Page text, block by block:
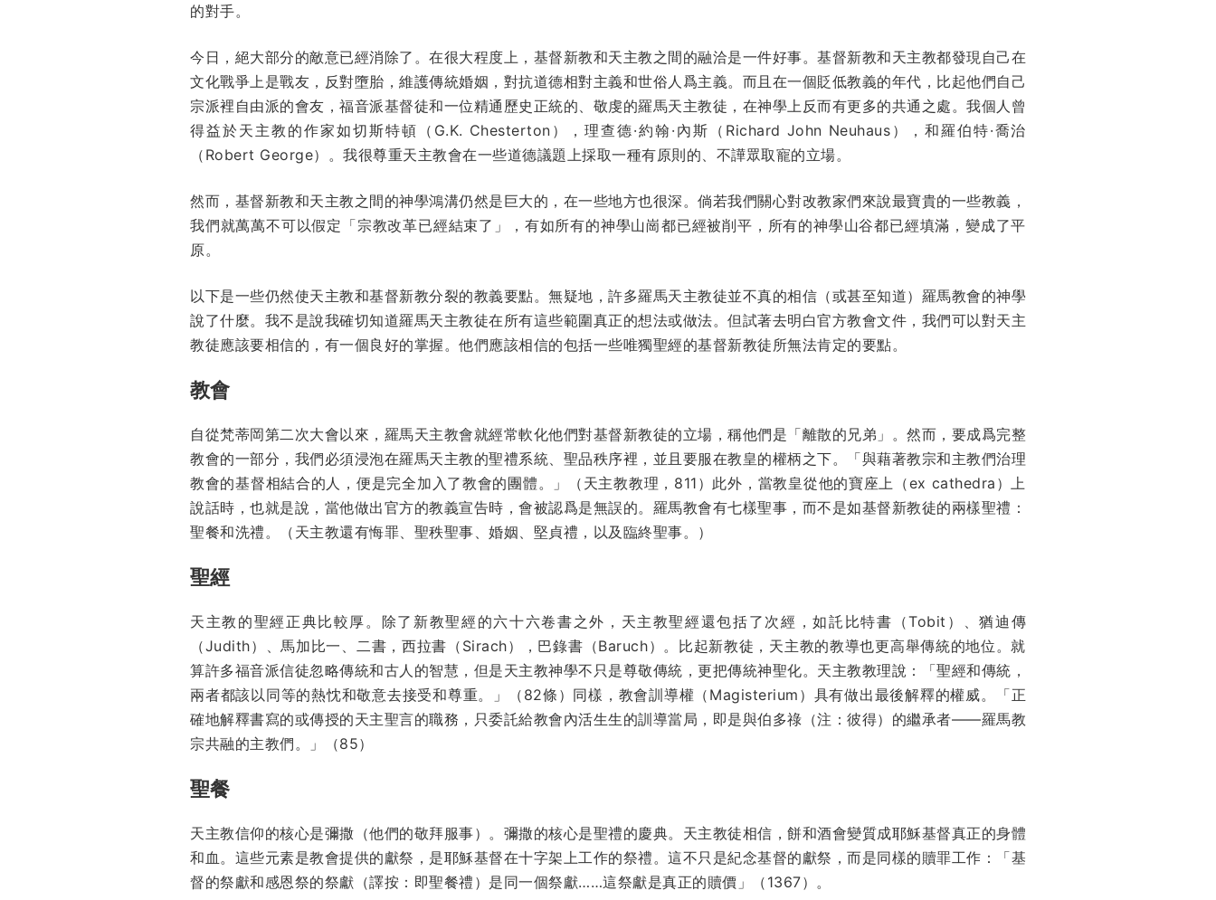
的對手。
今日，絕大部分的敵意已經消除了。在很大程度上，基督新教和天主教之間的融洽是一件好事。基督新教和天主教都發現自己在
文化戰爭上是戰友，反對墮胎，維護傳統婚姻，對抗道德相對主義和世俗人爲主義。而且在一個貶低教義的年代，比起他們自己
宗派裡自由派的會友，福音派基督徒和一位精通歷史正統的、敬虔的羅馬天主教徒，在神學上反而有更多的共通之處。我個人曾
得益於天主教的作家如切斯特頓（G.K. Chesterton），理查德·約翰·內斯（Richard John Neuhaus），和羅伯特·喬治
（Robert George）。我很尊重天主教會在一些道德議題上採取一種有原則的、不譁眾取寵的立場。
然而，基督新教和天主教之間的神學鴻溝仍然是巨大的，在一些地方也很深。倘若我們關心對改教家們來說最寶貴的一些教義，
我們就萬萬不可以假定「宗教改革已經結束了」，有如所有的神學山崗都已經被削平，所有的神學山谷都已經填滿，變成了平
原。
以下是一些仍然使天主教和基督新教分裂的教義要點。無疑地，許多羅馬天主教徒並不真的相信（或甚至知道）羅馬教會的神學
說了什麼。我不是說我確切知道羅馬天主教徒在所有這些範圍真正的想法或做法。但試著去明白官方教會文件，我們可以對天主
教徒應該要相信的，有一個良好的掌握。他們應該相信的包括一些唯獨聖經的基督新教徒所無法肯定的要點。
教會
自從梵蒂岡第二次大會以來，羅馬天主教會就經常軟化他們對基督新教徒的立場，稱他們是「離散的兄弟」。然而，要成爲完整
教會的一部分，我們必須浸泡在羅馬天主教的聖禮系統、聖品秩序裡，並且要服在教皇的權柄之下。「與藉著教宗和主教們治理
教會的基督相結合的人，便是完全加入了教會的團體。」（天主教教理，811）此外，當教皇從他的寶座上（ex cathedra）上
說話時，也就是說，當他做出官方的教義宣告時，會被認爲是無誤的。羅馬教會有七樣聖事，而不是如基督新教徒的兩樣聖禮：
聖餐和洗禮。（天主教還有悔罪、聖秩聖事、婚姻、堅貞禮，以及臨終聖事。）
聖經
天主教的聖經正典比較厚。除了新教聖經的六十六卷書之外，天主教聖經還包括了次經，如託比特書（Tobit）、猶迪傳
（Judith）、馬加比一、二書，西拉書（Sirach），巴錄書（Baruch）。比起新教徒，天主教的教導也更高舉傳統的地位。就
算許多福音派信徒忽略傳統和古人的智慧，但是天主教神學不只是尊敬傳統，更把傳統神聖化。天主教教理說：「聖經和傳統，
兩者都該以同等的熱忱和敬意去接受和尊重。」（82條）同樣，教會訓導權（Magisterium）具有做出最後解釋的權威。「正
確地解釋書寫的或傳授的天主聖言的職務，只委託給教會內活生生的訓導當局，即是與伯多祿（注：彼得）的繼承者——羅馬教
宗共融的主教們。」（85）
聖餐
天主教信仰的核心是彌撒（他們的敬拜服事）。彌撒的核心是聖禮的慶典。天主教徒相信，餅和酒會變質成耶穌基督真正的身體
和血。這些元素是教會提供的獻祭，是耶穌基督在十字架上工作的祭禮。這不只是紀念基督的獻祭，而是同樣的贖罪工作：「基
督的祭獻和感恩祭的祭獻（譯按：即聖餐禮）是同一個祭獻……這祭獻是真正的贖價」（1367）。